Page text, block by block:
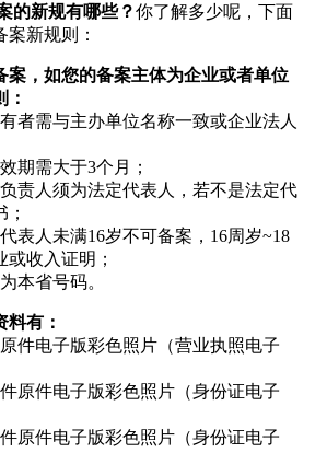
的新规有哪些？你了解多少呢，下面
新规则：
案，如您的备案主体为企业或者单位
：
者需与主办单位名称一致或企业法人
期需大于3个月；
责人须为法定代表人，若不是法定代
表人未满16岁不可备案，16周岁~18
收入证明；
本省号码。
有：
件电子版彩色照片（营业执照电子
原件电子版彩色照片（身份证电子
原件电子版彩色照片（身份证电子